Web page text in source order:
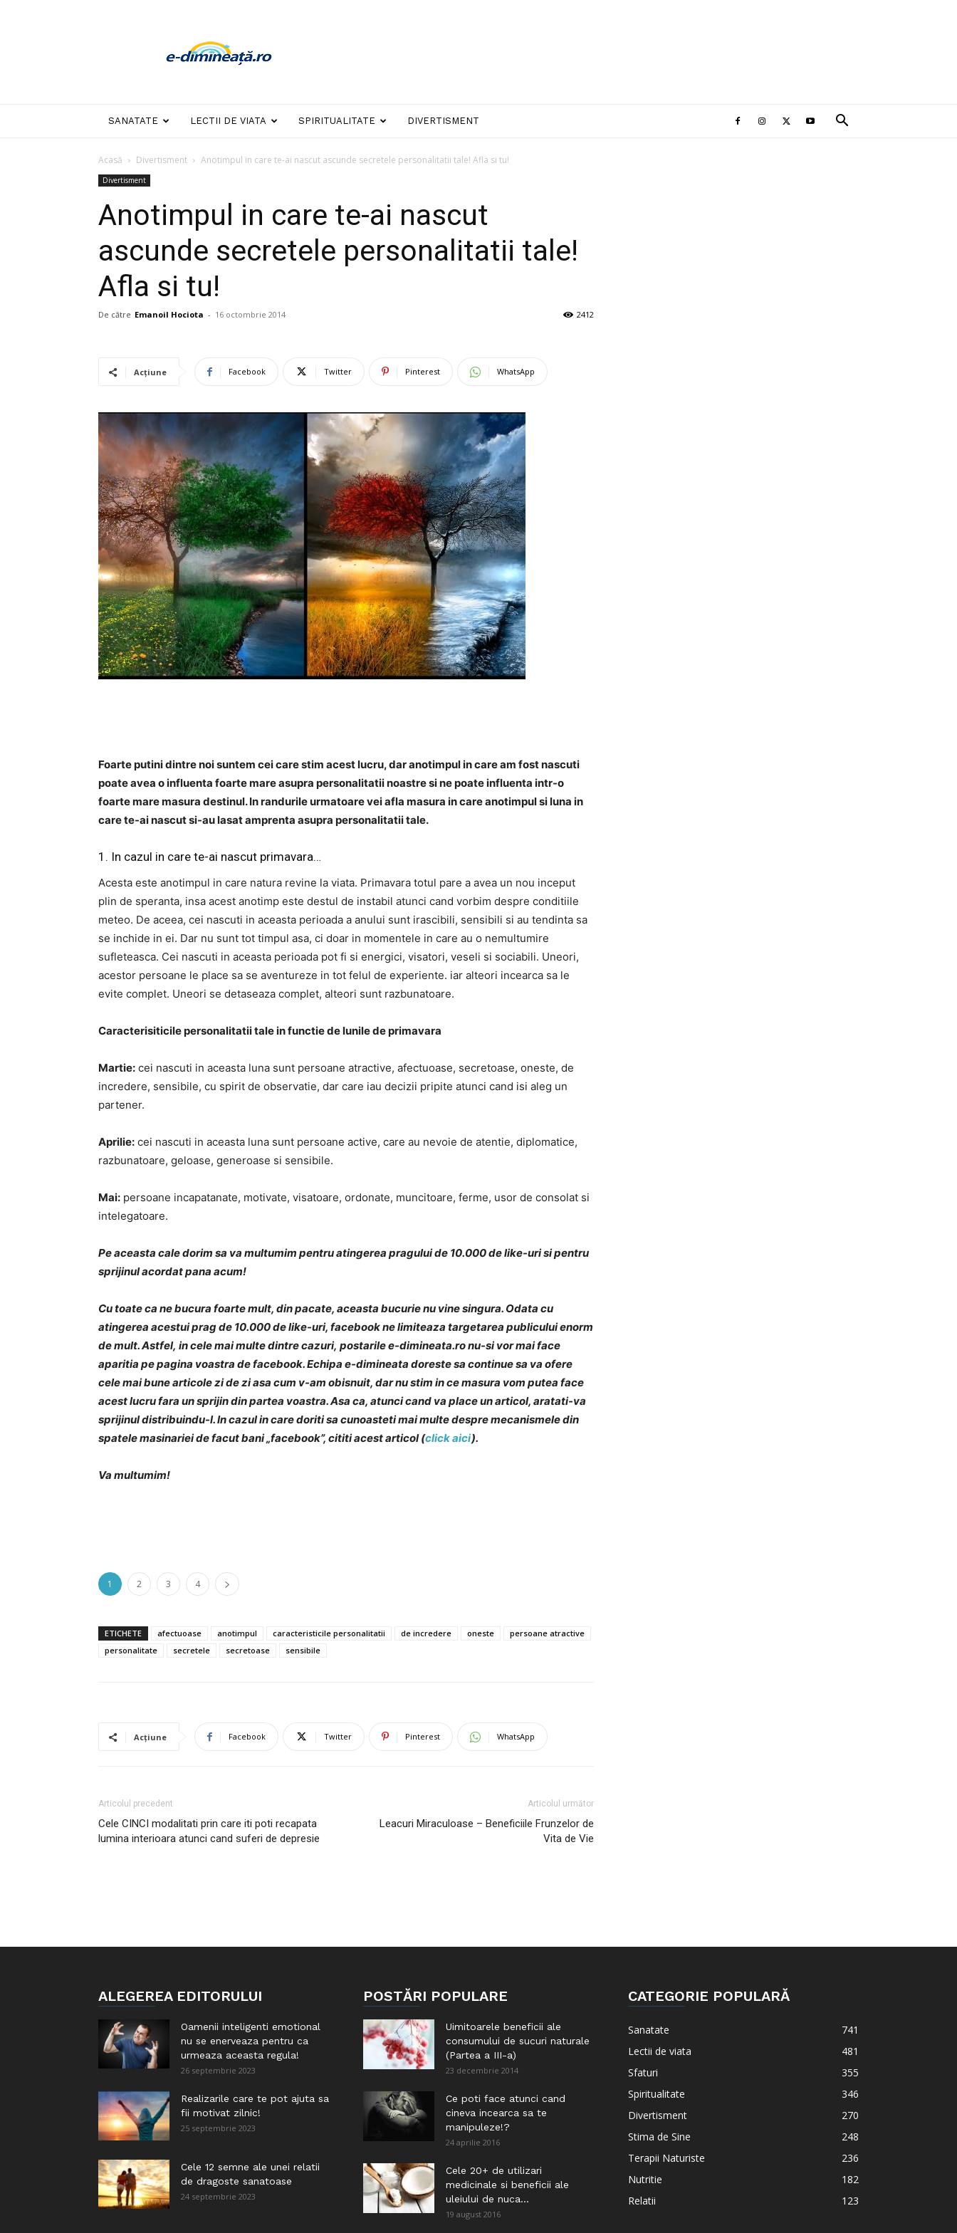
dimineata
SANATATE LECTII DE VIATA SPIRITUALITATE DIVERTISMENT
Acasă Divertisment Anotimpul in care te-ai nascut ascunde secretele personalitatii tale! Afla si tu!
Divertisment
Anotimpul in care te-ai nascut
ascunde secretele personalitatii tale!
Afla si tu!
De către Emanoil Hociota - 16 octombrie 2014 2412
Acțiune Facebook Twitter Pinterest WhatsApp
Foarte putini dintre noi suntem cei care stim acest lucru, dar anotimpul in care am fost nascuti
poate avea o influenta foarte mare asupra personalitatii noastre si ne poate influenta intr-o
foarte mare masura destinul. In randurile urmatoare vei afla masura in care anotimpul si luna in
care te-ai nascut si-au lasat amprenta asupra personalitatii tale.
1. In cazul in care te-ai nascut primavara…
Acesta este anotimpul in care natura revine la viata. Primavara totul pare a avea un nou inceput
plin de speranta, insa acest anotimp este destul de instabil atunci cand vorbim despre conditiile
meteo. De aceea, cei nascuti in aceasta perioada a anului sunt irascibili, sensibili si au tendinta sa
se inchide in ei. Dar nu sunt tot timpul asa, ci doar in momentele in care au o nemultumire
sufleteasca. Cei nascuti in aceasta perioada pot fi si energici, visatori, veseli si sociabili. Uneori,
acestor persoane le place sa se aventureze in tot felul de experiente. iar alteori incearca sa le
evite complet. Uneori se detaseaza complet, alteori sunt razbunatoare.
Caracterisiticile personalitatii tale in functie de lunile de primavara
Martie: cei nascuti in aceasta luna sunt persoane atractive, afectuoase, secretoase, oneste, de
incredere, sensibile, cu spirit de observatie, dar care iau decizii pripite atunci cand isi aleg un
partener.
Aprilie: cei nascuti in aceasta luna sunt persoane active, care au nevoie de atentie, diplomatice,
razbunatoare, geloase, generoase si sensibile.
Mai: persoane incapatanate, motivate, visatoare, ordonate, muncitoare, ferme, usor de consolat si
intelegatoare.
Pe aceasta cale dorim sa va multumim pentru atingerea pragului de 10.000 de like-uri si pentru
sprijinul acordat pana acum!
Cu toate ca ne bucura foarte mult, din pacate, aceasta bucurie nu vine singura. Odata cu
atingerea acestui prag de 10.000 de like-uri, facebook ne limiteaza targetarea publicului enorm
de mult. Astfel, in cele mai multe dintre cazuri, postarile e-dimineata.ro nu-si vor mai face
aparitia pe pagina voastra de facebook. Echipa e-dimineata doreste sa continue sa va ofere
cele mai bune articole zi de zi asa cum v-am obisnuit, dar nu stim in ce masura vom putea face
acest lucru fara un sprijin din partea voastra. Asa ca, atunci cand va place un articol, aratati-va
sprijinul distribuindu-l. In cazul in care doriti sa cunoasteti mai multe despre mecanismele din
spatele masinariei de facut bani „facebook”, cititi acest articol (click aici).
Va multumim!
1 2 3 4
ETICHETE afectuoase anotimpul caracteristicile personalitatii de incredere oneste
persoane atractive
personalitate
secretele secretoase sensibile
Acțiune Facebook Twitter Pinterest WhatsApp
Articolul precedent
Cele CINCI modalitati prin care iti poti recapata
lumina interioara atunci cand suferi de depresie
Articolul următor
Leacuri Miraculoase – Beneficiile Frunzelor de
Vita de Vie
ALEGEREA EDITORULUI
Oamenii inteligenti emotional
nu se enerveaza pentru ca
urmeaza aceasta regula!
26 septembrie 2023
Realizarile care te pot ajuta sa
fii motivat zilnic!
25 septembrie 2023
Cele 12 semne ale unei relatii
de dragoste sanatoase
24 septembrie 2023
POSTĂRI POPULARE
Uimitoarele beneficii ale
consumului de sucuri naturale
(Partea a III-a)
23 decembrie 2014
Ce poti face atunci cand
cineva incearca sa te
manipuleze!?
24 aprilie 2016
Cele 20+ de utilizari
medicinale si beneficii ale
uleiului de nuca...
19 august 2016
CATEGORIE POPULARĂ
Sanatate
741
Lectii de viata
481
Sfaturi
355
Spiritualitate
346
Divertisment
270
Stima de Sine
248
Terapii Naturiste
236
Nutritie
182
Relatii
123